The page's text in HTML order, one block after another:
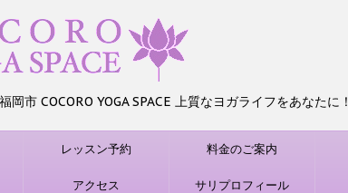
市 COCORO YOGA SPACE 上質なヨガライフをあなたに！
レッスン予約 料金のご案内
アクセス サリプロフィール